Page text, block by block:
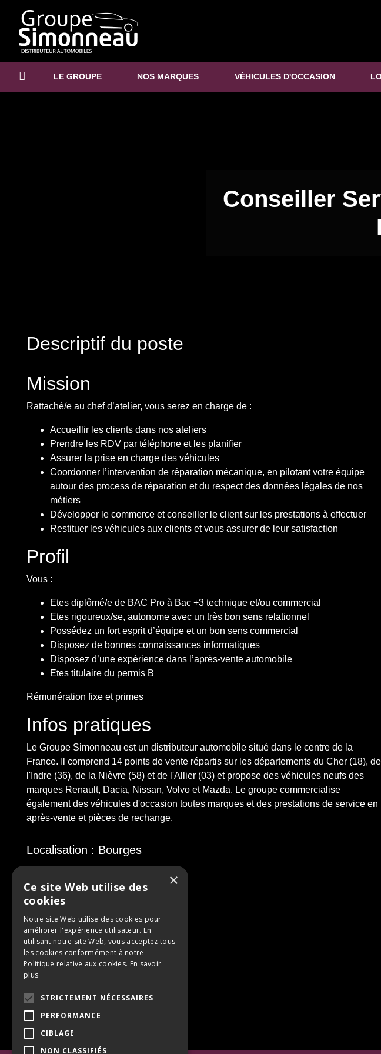
LE GROUPE NOS MARQUES VÉHICULES D'OCCASION
Conseiller
Descriptif du poste
Mission
Rattaché/e au chef d’atelier, vous serez en charge de :
Accueillir les clients dans nos ateliers
Prendre les RDV par téléphone et les planifier
Assurer la prise en charge des véhicules
Coordonner l’intervention de réparation mécanique, en pilotant votre équipe
autour des process de réparation et du respect des données légales de nos
métiers
Développer le commerce et conseiller le client sur les prestations à effectuer
Restituer les véhicules aux clients et vous assurer de leur satisfaction
Profil
Vous :
Etes diplômé/e de BAC Pro à Bac +3 technique et/ou commercial
Etes rigoureux/se, autonome avec un très bon sens relationnel
Possédez un fort esprit d’équipe et un bon sens commercial
Disposez de bonnes connaissances informatiques
Disposez d’une expérience dans l’après-vente automobile
Etes titulaire du permis B
Rémunération fixe et primes
Infos pratiques
Le Groupe Simonneau est un distributeur automobile situé dans le centre de la
France. Il comprend 14 points de vente répartis sur les départements du Cher (18), de
l'Indre (36), de la Nièvre (58) et de l'Allier (03) et propose des véhicules neufs des
marques Renault, Dacia, Nissan, Volvo et Mazda. Le groupe commercialise
également des véhicules d'occasion toutes marques et des prestations de service en
après-vente et pièces de rechange.
Localisation : Bourges
×
Ce site Web utilise des
cookies
Notre site Web utilise des cookies pour
améliorer l'expérience utilisateur. En
utilisant notre site Web, vous acceptez tous
les cookies conformément à notre
Politique relative aux cookies. En savoir
plus
STRICTEMENT NÉCESSAIRES
PERFORMANCE
CIBLAGE
NON CLASSIFIÉS